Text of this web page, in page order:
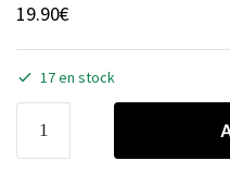
19.90€
17 en stock